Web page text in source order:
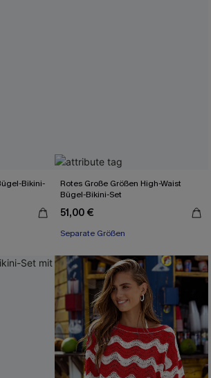
Bikini-
Rotes Große Größen High-Waist
Bügel-Bikini-Set
51,00 €
Separate Größen